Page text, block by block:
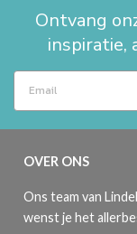
Ontvang
inspiratie,
OVER ONS
Ons team van
wenst je het